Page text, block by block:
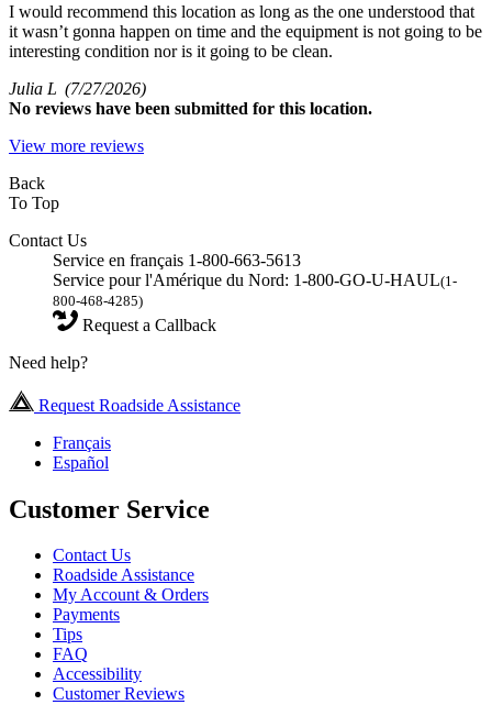
I would recommend this location as long as the one understood that
it wasn’t gonna happen on time and the equipment is not going to be
interesting condition nor is it going to be clean.
Julia L (7/27/2026)
No reviews have been submitted for this location.
View more reviews
Back
To Top
Contact Us
Service en français 1-800-663-5613
Service pour l'Amérique du Nord: 1-800-GO-U-HAUL(1-
800-468-4285)
Request a Callback
Need help?
Request Roadside Assistance
Français
Español
Customer Service
Contact Us
Roadside Assistance
My Account & Orders
Payments
Tips
FAQ
Accessibility
Customer Reviews